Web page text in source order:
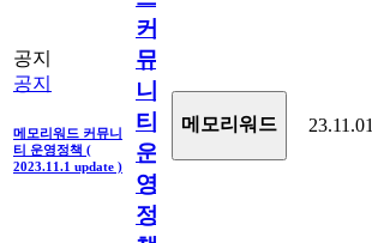
공지
공지
메모리워드 커뮤니
티 운영정책 (
2023.11.1 update )
커
뮤
니
티
운
영
정
메모리워드 23.11.01